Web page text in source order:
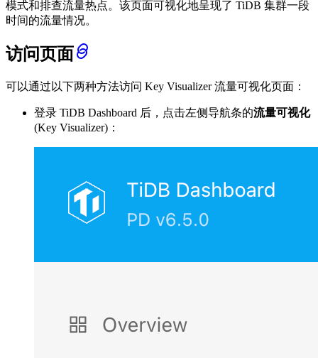
模式和排查流量热点。该页面可视化地呈现了 TiDB 集群一段
时间的流量情况。
访问页面
可以通过以下两种方法访问 Key Visualizer 流量可视化页面：
登录 TiDB Dashboard 后，点击左侧导航条的流量可视化
(Key Visualizer)：